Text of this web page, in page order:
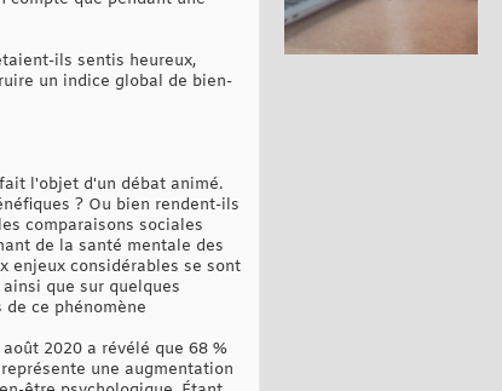
ils sentis heureux,
un indice global de bien-
l'objet d'un débat animé.
? Ou bien rendent-ils
comparaisons sociales
de la santé mentale des
enjeux considérables se sont
que sur quelques
ce phénomène
2020 a révélé que 68 %
une augmentation